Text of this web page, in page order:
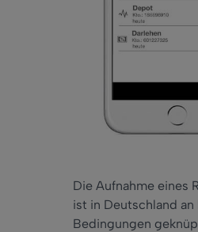
Die Aufnahme eines
ist in Deutschland an
Bedingungen